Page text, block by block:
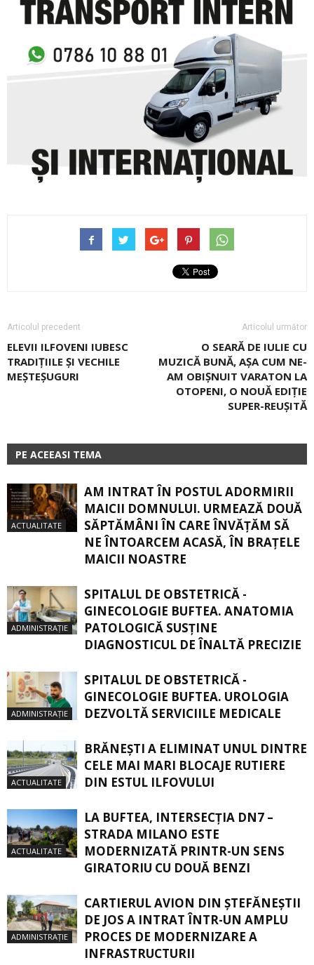
Articolul precedent
ELEVII ILFOVENI IUBESC
TRADIŢIILE ŞI VECHILE
MEŞTEŞUGURI
Articolul următor
O SEARĂ DE IULIE CU
MUZICĂ BUNĂ, AȘA CUM NE-
AM OBIȘNUIT VARATON LA
OTOPENI, O NOUĂ EDIŢIE
SUPER-REUŞITĂ
PE ACEEASI TEMA
ACTUALITATE
AM INTRAT ÎN POSTUL ADORMIRII
MAICII DOMNULUI. URMEAZĂ DOUĂ
SĂPTĂMÂNI ÎN CARE ÎNVĂŢĂM SĂ
NE ÎNTOARCEM ACASĂ, ÎN BRAŢELE
MAICII NOASTRE
ADMINISTRAȚIE
SPITALUL DE OBSTETRICĂ -
GINECOLOGIE BUFTEA. ANATOMIA
PATOLOGICĂ SUSŢINE
DIAGNOSTICUL DE ÎNALTĂ PRECIZIE
ADMINISTRAȚIE
SPITALUL DE OBSTETRICĂ -
GINECOLOGIE BUFTEA. UROLOGIA
DEZVOLTĂ SERVICIILE MEDICALE
ACTUALITATE
BRĂNEȘTI A ELIMINAT UNUL DINTRE
CELE MAI MARI BLOCAJE RUTIERE
DIN ESTUL ILFOVULUI
ACTUALITATE
LA BUFTEA, INTERSECŢIA DN7 –
STRADA MILANO ESTE
MODERNIZATĂ PRINTR-UN SENS
GIRATORIU CU DOUĂ BENZI
ADMINISTRAȚIE
CARTIERUL AVION DIN ŞTEFĂNEŞTII
DE JOS A INTRAT ÎNTR-UN AMPLU
PROCES DE MODERNIZARE A
INFRASTRUCTURII